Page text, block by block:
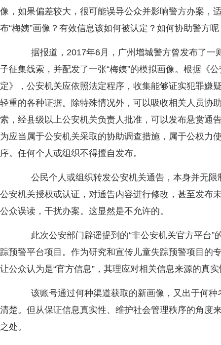
像，如果偏差较大，很可能误导公众并影响警方办案，
布“梅姨”画像？有效信息该如何被认定？如何协助警方
据报道，2017年6月，广州增城警方曾发布了一
子征集线索，并配发了一张“梅姨”的模拟画像。根据《
定》，公安机关应依照法定程序，收集能够证实犯罪嫌
轻重的各种证据。除特殊情况外，可以吸收相关人员协
索，经县级以上公安机关负责人批准，可以发布悬赏通
为应当属于公安机关采取的协助调查措施，属于公权力
序。任何个人或组织不得擅自发布。
公民个人或组织转发公安机关通告，本身并无限
公安机关授权或认证，对通告内容进行修改，甚至发布
公众误读，干扰办案。这显然是不允许的。
此次公安部门辟谣提到的“非公安机关官方平台”
踪预警平台项目。作为研究和宣传儿童失踪预警项目的
让公众认为是“官方信息”，其理应对相关信息来源的真
该账号通过何种渠道获取的新画像，又出于何种
清楚。但从保证信息真实性、维护社会管理秩序的角度
之处。